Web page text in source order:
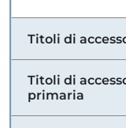
Titoli di
Titoli di
primaria